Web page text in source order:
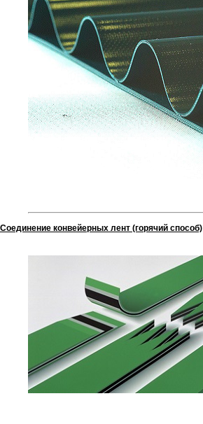
Соединение конвейерных лент (горячий способ)